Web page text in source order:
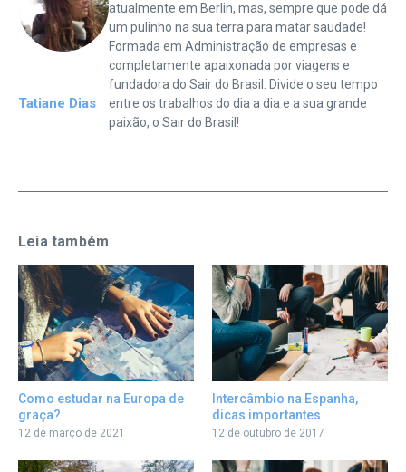
Tatiane Dias
atualmente em Berlin, mas, sempre que pode dá
um pulinho na sua terra para matar saudade!
Formada em Administração de empresas e
completamente apaixonada por viagens e
fundadora do Sair do Brasil. Divide o seu tempo
entre os trabalhos do dia a dia e a sua grande
paixão, o Sair do Brasil!
Leia também
Como estudar na Europa de
graça?
12 de março de 2021
Intercâmbio na Espanha,
dicas importantes
12 de outubro de 2017